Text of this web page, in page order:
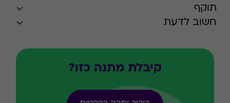
תוקף
חשוב לדעת
קיבלת מתנה כזו?